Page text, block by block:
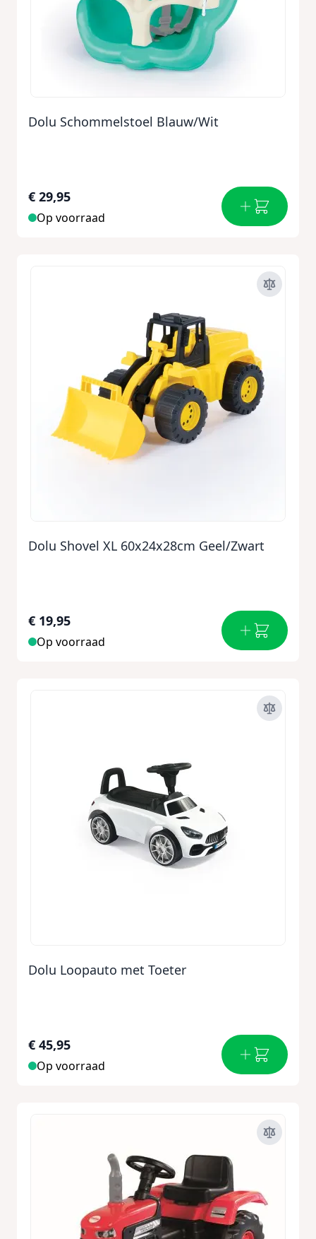
Dolu Schommelstoel Blauw/Wit
€ 29,95
Op voorraad
Dolu Shovel XL 60x24x28cm Geel/Zwart
€ 19,95
Op voorraad
Dolu Loopauto met Toeter
€ 45,95
Op voorraad